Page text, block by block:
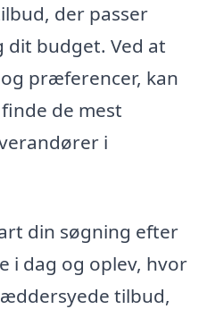
der passer
dit budget. Ved at
præferencer, kan
de mest
i
din søgning efter
i dag og oplev, hvor
tilbud,